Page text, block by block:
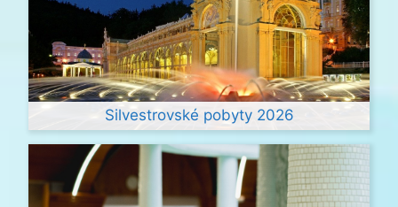
Silvestrovské pobyty 2026